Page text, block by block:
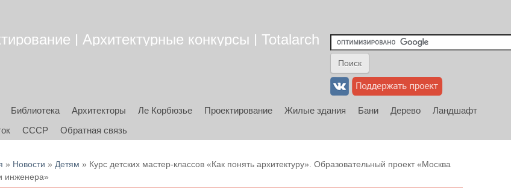
| Архитектурные конкурсы | Totalarch
Библиотека Архитекторы Ле Корбюзье Проектирование Жилые здания Бани Дерево
Ландшафт
СССР Обратная связь
» Новости » Детям » Курс детских мастер-классов «Как понять архитектуру». Образовательный проект «Москва
инженера»